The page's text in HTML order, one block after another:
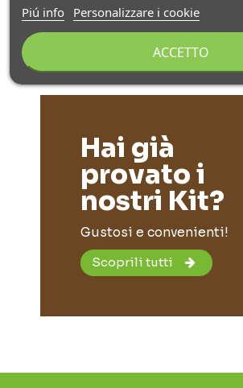
Hai già
provato i
nostri Kit?
Gustosi e convenienti!
Scoprili tutti
Piú info
Personalizzare i cookie
ACCETTO